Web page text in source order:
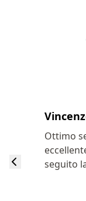
Ottimo
seguito